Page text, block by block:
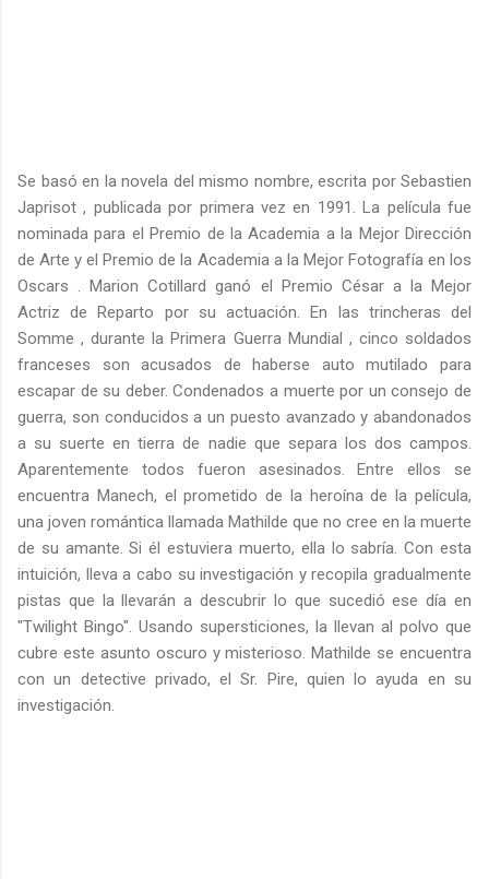
Se basó en la novela del mismo nombre, escrita por Sebastien
Japrisot , publicada por primera vez en 1991. La película fue
nominada para el Premio de la Academia a la Mejor Dirección
de Arte y el Premio de la Academia a la Mejor Fotografía en los
Oscars . Marion Cotillard ganó el Premio César a la Mejor
Actriz de Reparto por su actuación. En las trincheras del
Somme , durante la Primera Guerra Mundial , cinco soldados
franceses son acusados ​​de haberse auto mutilado para
escapar de su deber. Condenados a muerte por un consejo de
guerra, son conducidos a un puesto avanzado y abandonados
a su suerte en tierra de nadie que separa los dos campos.
Aparentemente todos fueron asesinados. Entre ellos se
encuentra Manech, el prometido de la heroína de la película,
una joven romántica llamada Mathilde que no cree en la muerte
de su amante. Si él estuviera muerto, ella lo sabría. Con esta
intuición, lleva a cabo su investigación y recopila gradualmente
pistas que la llevarán a descubrir lo que sucedió ese día en
"Twilight Bingo". Usando supersticiones, la llevan al polvo que
cubre este asunto oscuro y misterioso. Mathilde se encuentra
con un detective privado, el Sr. Pire, quien lo ayuda en su
investigación.